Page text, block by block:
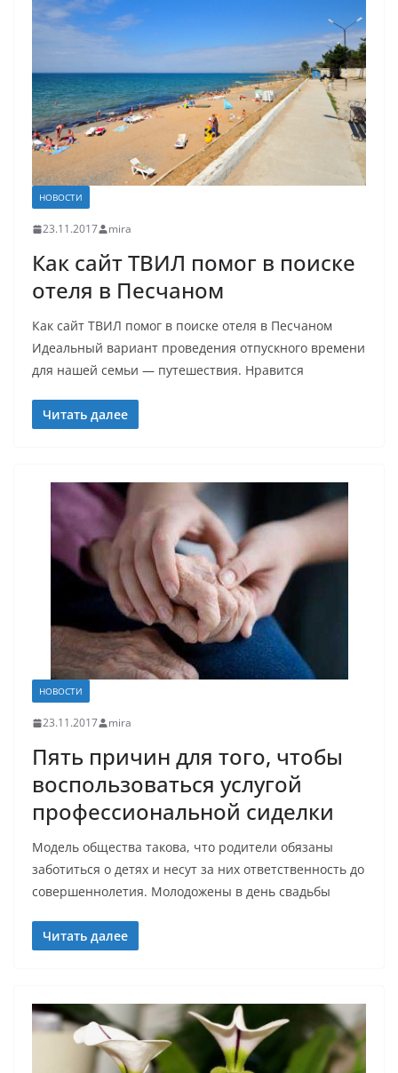
НОВОСТИ
23.11.2017 mira
Как сайт ТВИЛ помог в поиске
отеля в Песчаном
Как сайт ТВИЛ помог в поиске отеля в Песчаном
Идеальный вариант проведения отпускного времени
для нашей семьи — путешествия. Нравится
Читать далее
НОВОСТИ
23.11.2017 mira
Пять причин для того, чтобы
воспользоваться услугой
профессиональной сиделки
Модель общества такова, что родители обязаны
заботиться о детях и несут за них ответственность до
совершеннолетия. Молодожены в день свадьбы
Читать далее